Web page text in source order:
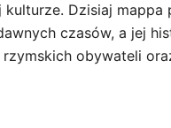
kulturze. Dzisiaj mappa
czasów, a jej
obywateli